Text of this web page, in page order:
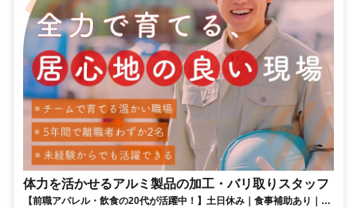
体力を活かせるアルミ製品の加工・バリ取りスタッフ
【前職アパレル・飲食の20代が活躍中！】土日休み｜食事補助あり｜残